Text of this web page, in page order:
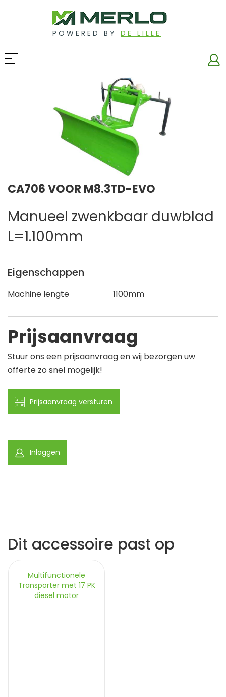
POWERED BY DE LILLE
CA706 VOOR M8.3TD-EVO
Manueel zwenkbaar duwblad
L=1.100mm
Eigenschappen
Machine lengte 1100mm
Prijsaanvraag
Stuur ons een prijsaanvraag en wij bezorgen uw
offerte zo snel mogelijk!
Prijsaanvraag versturen
Inloggen
Dit accessoire past op
Multifunctionele
Transporter met 17 PK
diesel motor